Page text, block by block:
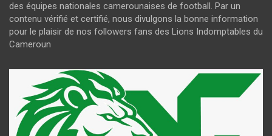
des équipes nationales camerounaises de football. Par un
contenu vérifié et certifié, nous divulgons la bonne information
pour le plaisir de nos followers fans des Lions Indomptables du
Cameroun